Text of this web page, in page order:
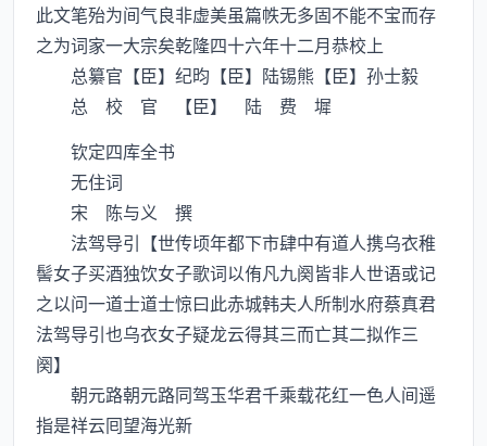
此文笔殆为间气良非虚美虽篇帙无多固不能不宝而存
之为词家一大宗矣乾隆四十六年十二月恭校上
总纂官【臣】纪昀【臣】陆锡熊【臣】孙士毅
总 校 官 【臣】 陆 费 墀
钦定四库全书
无住词
宋 陈与义 撰
法驾导引【世传顷年都下市肆中有道人携乌衣稚
髻女子买酒独饮女子歌词以侑凡九阕皆非人世语或记
之以问一道士道士惊曰此赤城韩夫人所制水府蔡真君
法驾导引也乌衣女子疑龙云得其三而亡其二拟作三
阕】
朝元路朝元路同驾玉华君千乘载花红一色人间遥
指是祥云囘望海光新